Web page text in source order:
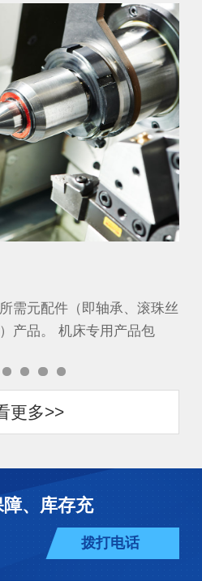
需元配件（即轴承、滚珠丝
产品。 机床专用产品包
更多>>
、库存充
拨打电话